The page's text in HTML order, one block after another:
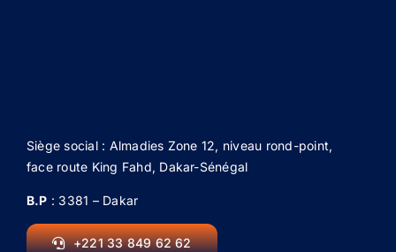
Siège social : Almadies Zone 12, niveau rond-point,
face route King Fahd, Dakar-Sénégal
B.P : 3381 – Dakar
+221 33 849 62 62